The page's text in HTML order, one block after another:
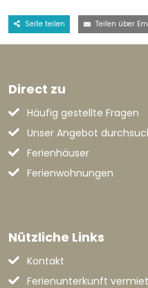
Seite teilen Teilen über
Direct zu
Häufig gestellte Fragen
Unser Angebot
Ferienhäuser
Ferienwohnungen
Nützliche Links
Kontakt
Ferienunterkunft